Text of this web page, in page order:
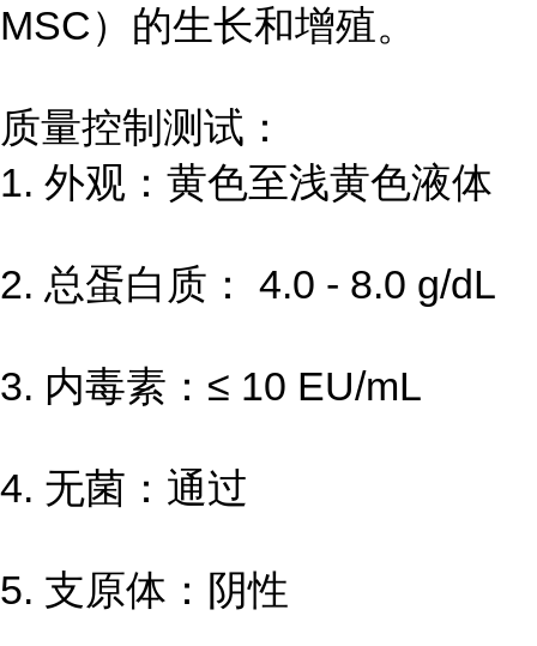
MSC）的生长和增殖。
质量控制测试：
1. 外观：黄色至浅黄色液体
2. 总蛋白质： 4.0 - 8.0 g/dL
3. 内毒素：≤ 10 EU/mL
4. 无菌：通过
5. 支原体：阴性